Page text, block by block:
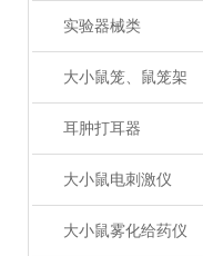
实验器械类
大小鼠笼、鼠笼架
耳肿打耳器
大小鼠电刺激仪
大小鼠雾化给药仪